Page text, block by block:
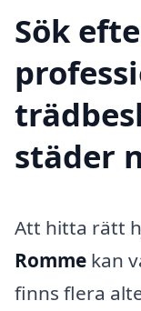
Sök
städer
Att hitta rätt
Romme kan
finns flera